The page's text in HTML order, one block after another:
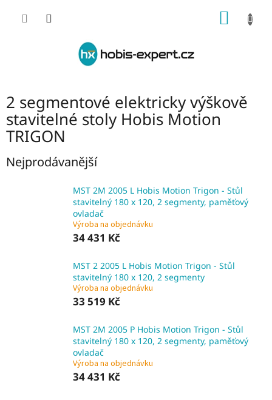
2 segmentové elektricky výškově
stavitelné stoly Hobis Motion
TRIGON
Nejprodávanější
MST 2M 2005 L Hobis Motion Trigon - Stůl
stavitelný 180 x 120, 2 segmenty, paměťový
ovladač
Výroba na objednávku
34 431 Kč
MST 2 2005 L Hobis Motion Trigon - Stůl
stavitelný 180 x 120, 2 segmenty
Výroba na objednávku
33 519 Kč
MST 2M 2005 P Hobis Motion Trigon - Stůl
stavitelný 180 x 120, 2 segmenty, paměťový
ovladač
Výroba na objednávku
34 431 Kč